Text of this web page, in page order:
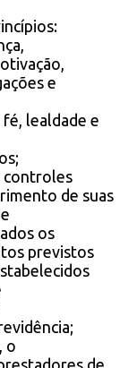
e
lealdade e
controles
de suas
os
previstos
o